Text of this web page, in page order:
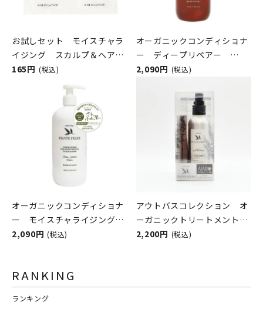
お試しセット モイスチャラ
イジング スカルプ＆ヘア
PIANTE FELICI（ピアンテフ
165円 (税込)
オーガニックコンディショナ
ー ディープリペアー
PIANTE FELICI（ピアンテフ
2,090円 (税込)
オーガニックコンディショナ
ー モイスチャライジング
スカルプ＆ヘア PIANTE
2,090円 (税込)
アウトバスコレクション オ
ーガニックトリートメント＆
トライアル限定キット
2,200円 (税込)
RANKING
ランキング